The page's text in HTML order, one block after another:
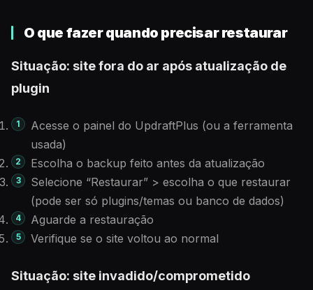
O que fazer quando precisar restaurar
Situação: site fora do ar após atualização de
plugin
Acesse o painel do UpdraftPlus (ou a ferramenta
usada)
Escolha o backup feito antes da atualização
Selecione “Restaurar” > escolha o que restaurar
(pode ser só plugins/temas ou banco de dados)
Aguarde a restauração
Verifique se o site voltou ao normal
Situação: site invadido/comprometido